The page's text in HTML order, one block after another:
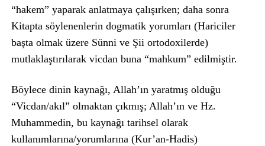
“hakem” yaparak anlatmaya çalışırken; daha sonra
Kitapta söylenenlerin dogmatik yorumları (Hariciler
başta olmak üzere Sünni ve Şii ortodoxilerde)
mutlaklaştırılarak vicdan buna “mahkum” edilmiştir.
Böylece dinin kaynağı, Allah’ın yaratmış olduğu
“Vicdan/akıl” olmaktan çıkmış; Allah’ın ve Hz.
Muhammedin, bu kaynağı tarihsel olarak
kullanımlarına/yorumlarına (Kur’an-Hadis)